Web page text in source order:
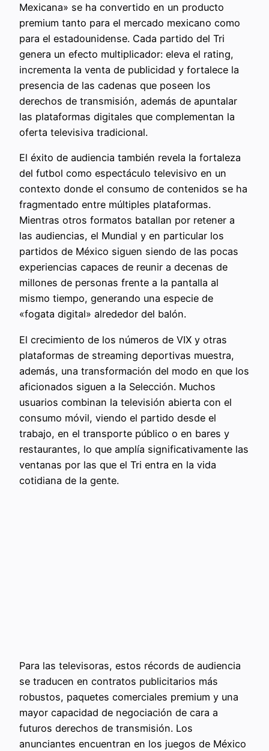
Mexicana» se ha convertido en un producto
premium tanto para el mercado mexicano como
para el estadounidense. Cada partido del Tri
genera un efecto multiplicador: eleva el rating,
incrementa la venta de publicidad y fortalece la
presencia de las cadenas que poseen los
derechos de transmisión, además de apuntalar
las plataformas digitales que complementan la
oferta televisiva tradicional.
El éxito de audiencia también revela la fortaleza
del futbol como espectáculo televisivo en un
contexto donde el consumo de contenidos se ha
fragmentado entre múltiples plataformas.
Mientras otros formatos batallan por retener a
las audiencias, el Mundial y en particular los
partidos de México siguen siendo de las pocas
experiencias capaces de reunir a decenas de
millones de personas frente a la pantalla al
mismo tiempo, generando una especie de
«fogata digital» alrededor del balón.
El crecimiento de los números de VIX y otras
plataformas de streaming deportivas muestra,
además, una transformación del modo en que los
aficionados siguen a la Selección. Muchos
usuarios combinan la televisión abierta con el
consumo móvil, viendo el partido desde el
trabajo, en el transporte público o en bares y
restaurantes, lo que amplía significativamente las
ventanas por las que el Tri entra en la vida
cotidiana de la gente.
Para las televisoras, estos récords de audiencia
se traducen en contratos publicitarios más
robustos, paquetes comerciales premium y una
mayor capacidad de negociación de cara a
futuros derechos de transmisión. Los
anunciantes encuentran en los juegos de México